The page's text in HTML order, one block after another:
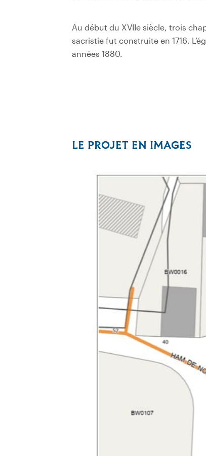
Au début du XVIIe siècle, trois
sacristie fut construite en 1716.
années 1880.
LE PROJET EN IMAGES